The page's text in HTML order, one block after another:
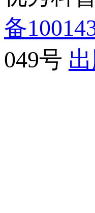
备
049号